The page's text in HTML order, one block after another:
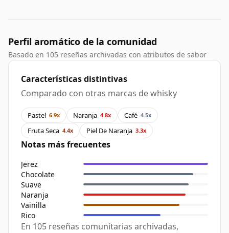
Perfil aromático de la comunidad
Basado en 105 reseñas archivadas con atributos de sabor
Características distintivas
Comparado con otras marcas de whisky
Pastel 6.9x Naranja 4.8x Café 4.5x
Fruta Seca 4.4x Piel De Naranja 3.3x
Notas más frecuentes
Jerez
Chocolate
Suave
Naranja
Vainilla
Rico
En 105 reseñas comunitarias archivadas,